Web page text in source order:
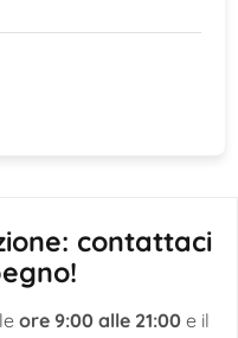
contattaci
ore 9:00 alle 21:00 e il